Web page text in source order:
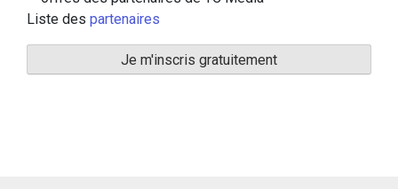
Liste des partenaires